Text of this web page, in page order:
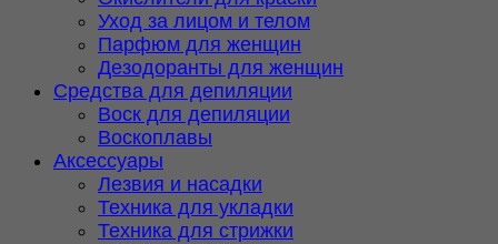
Уход за лицом и телом
Парфюм для женщин
Дезодоранты для женщин
Средства для депиляции
Воск для депиляции
Воскоплавы
Аксессуары
Лезвия и насадки
Техника для укладки
Техника для стрижки